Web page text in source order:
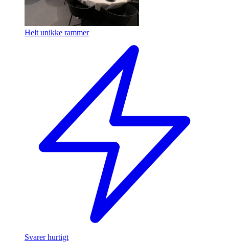
Helt unikke rammer
Svarer hurtigt